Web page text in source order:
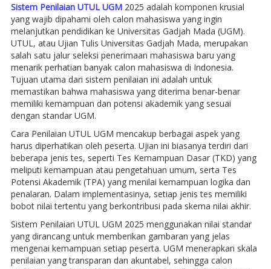
Sistem Penilaian UTUL UGM2025 adalah komponen krusial
yang wajib dipahami oleh calon mahasiswa yang ingin
melanjutkan pendidikan ke Universitas Gadjah Mada (UGM).
UTUL, atau Ujian Tulis Universitas Gadjah Mada, merupakan
salah satu jalur seleksi penerimaan mahasiswa baru yang
menarik perhatian banyak calon mahasiswa di Indonesia.
Tujuan utama dari sistem penilaian ini adalah untuk
memastikan bahwa mahasiswa yang diterima benar-benar
memiliki kemampuan dan potensi akademik yang sesuai
dengan standar UGM.
Cara Penilaian UTUL UGM mencakup berbagai aspek yang
harus diperhatikan oleh peserta. Ujian ini biasanya terdiri dari
beberapa jenis tes, seperti Tes Kemampuan Dasar (TKD) yang
meliputi kemampuan atau pengetahuan umum, serta Tes
Potensi Akademik (TPA) yang menilai kemampuan logika dan
penalaran. Dalam implementasinya, setiap jenis tes memiliki
bobot nilai tertentu yang berkontribusi pada skema nilai akhir.
Sistem Penilaian UTUL UGM 2025 menggunakan nilai standar
yang dirancang untuk memberikan gambaran yang jelas
mengenai kemampuan setiap peserta. UGM menerapkan skala
penilaian yang transparan dan akuntabel, sehingga calon